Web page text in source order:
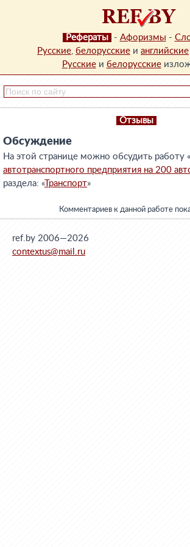
Рефераты - Афоризмы -
Русские, белорусские и английские
Русскиеи белорусские
Отзывы
Обсуждение
На этой странице можно обсудить работу «
автотранспортного предприятия на 200
раздела: «Транспорт»
Комментариев к данной работе
ref.by 2006—2026
contextus@mail.ru